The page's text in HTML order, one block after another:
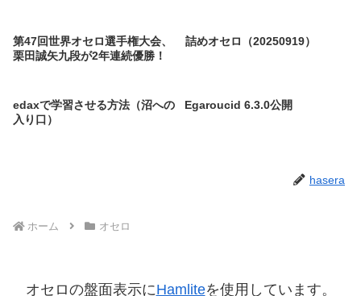
第47回世界オセロ選手権大会、
栗田誠矢九段が2年連続優勝！
詰めオセロ（20250919）
edaxで学習させる方法（沼への
入り口）
Egaroucid 6.3.0公開
hasera
ホーム オセロ
オセロの盤面表示にHamliteを使用しています。